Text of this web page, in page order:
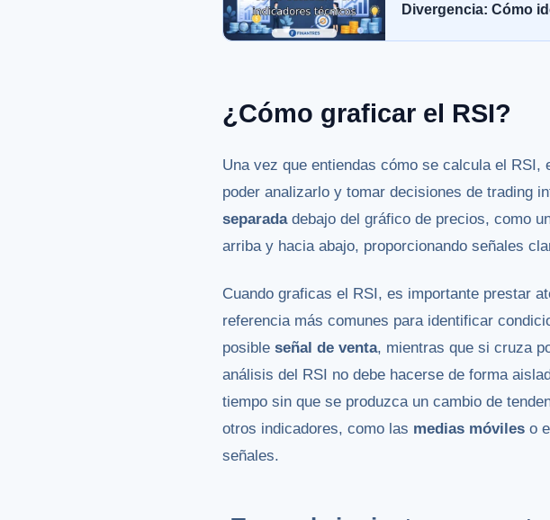
Divergencia: Cómo
¿Cómo graficar el RSI?
Una vez que entiendas cómo se calcula el RSI,
poder analizarlo y tomar decisiones de trading
separadadebajo del gráfico de precios, como
arriba y hacia abajo, proporcionando señales
Cuando graficas el RSI, es importante prestar
referencia más comunes para identificar
posible señal de venta, mientras que si cruza
análisis del RSI no debe hacerse de forma
tiempo sin que se produzca un cambio de
otros indicadores, como las medias móviles o el
señales.